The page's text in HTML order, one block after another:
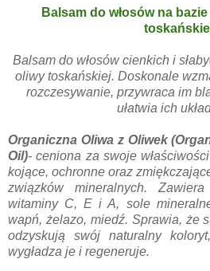
Balsam do włosów na
Balsam do włosów cienkich i
oliwy toskańskiej. Doskonale
rozczesywanie, przywraca im
ułatwia ich
Organiczna Oliwa z Oliwek
Oil)- ceniona za swoje
kojące, ochronne oraz
związków mineralnych.
witaminy C, E i A, sole
wapń, żelazo, miedź. Sprawia, że
odzyskują swój naturalny
wygładza je i regeneruje.